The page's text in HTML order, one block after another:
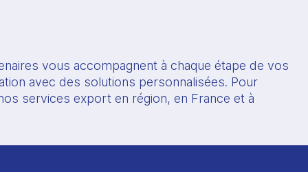
vous accompagnent à chaque étape de vos
avec des solutions personnalisées. Pour
services export en région, en France et à